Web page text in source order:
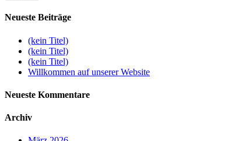
Neueste Beiträge
(kein Titel)
(kein Titel)
(kein Titel)
Willkommen auf unserer Website
Neueste Kommentare
Archiv